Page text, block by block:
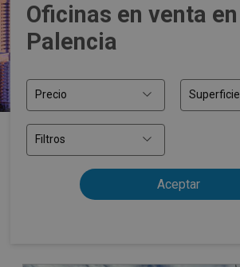
Oficinas en venta en
Palencia
Precio Superficie
Filtros